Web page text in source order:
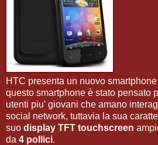
HTC presenta un nuovo smartphone
questo smartphone è stato pensato
utenti piu' giovani che amano
social network, tuttavia la sua
suo display TFT touchscreen
da 4 pollici.